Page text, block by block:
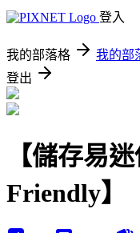
登入
我的部落格 我的部
登出
【儲存易
Friendly】